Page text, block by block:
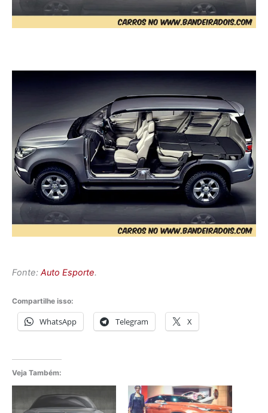
Fonte: Auto Esporte.
Compartilhe isso:
WhatsApp Telegram X
Veja Também: